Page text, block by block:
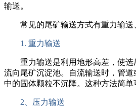
输送。
常见的尾矿输送方式有重力输送
1. 重力输送
重力输送是利用地形高差，使
流向尾矿沉淀池。自流输送时，管
中的固体颗粒不沉降。这种方法简单
2、压力输送